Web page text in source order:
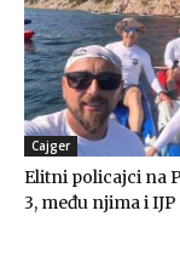
Cajger
Elitni policajci na
3, među njima i